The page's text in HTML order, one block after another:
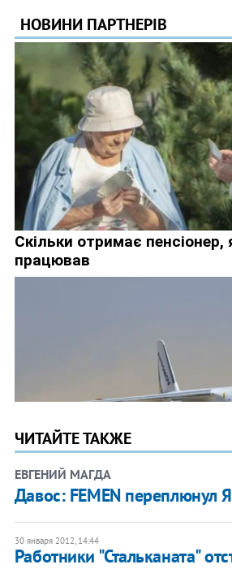
ЧИТАЙТЕ ТАКЖЕ
ЕВГЕНИЙ МАГДА
Давос: FEMEN переплюнул
30 января 2012, 14:44
​Работники "Стальканата"